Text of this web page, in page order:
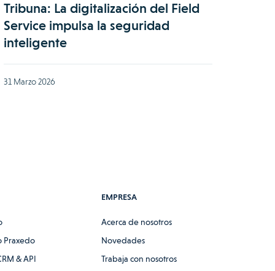
Tribuna: La digitalización del Field
Service impulsa la seguridad
inteligente
31 Marzo 2026
Praxedo
& API
EMPRESA
Acerca de nosotros
Novedades
Trabaja con nosotros